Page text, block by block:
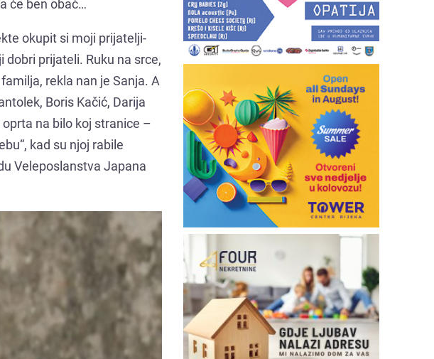
će ben obać…
okupit si moji prijatelji-
prijateli. Ruku na srce,
rekla nan je Sanja. A
Boris Kačić, Darija
na bilo koj stranice –
kad su njoj rabile
Veleposlanstva Japana